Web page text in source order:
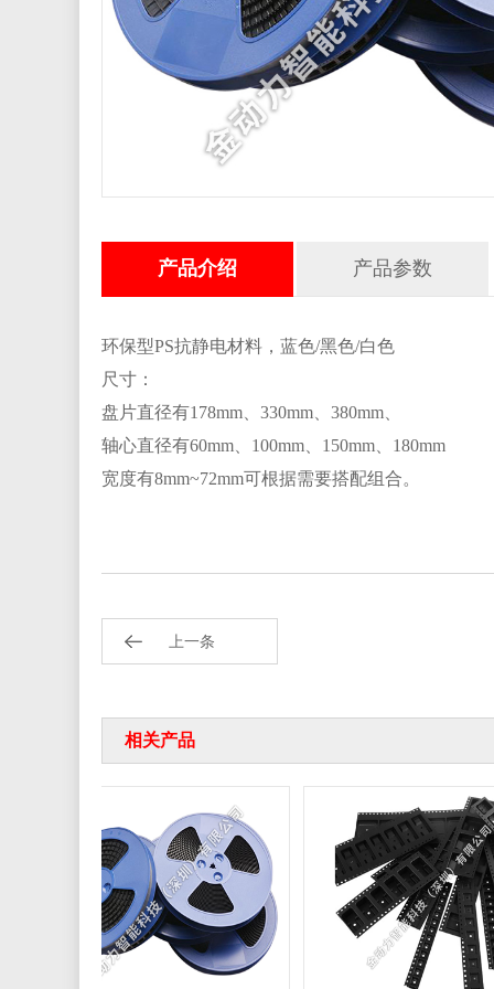
产品介绍 产品参数
环保型PS抗静电材料，蓝色/黑色/白色
尺寸：
盘片直径有178mm 330mm 380mm
轴心直径有60mm 100mm 150mm
180mm
宽度有8mm~72mm可根据需要搭配组合。
上一条
相关产品